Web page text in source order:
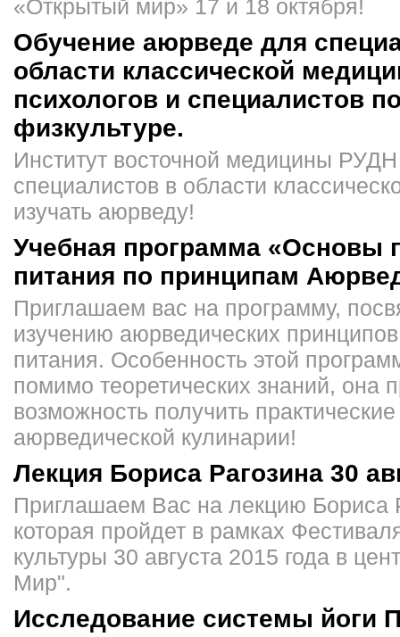
«Открытый мир» 17 и 18 октября!
Обучение аюрведе для
области классической
психологов и специалистов
физкультуре.
Институт восточной медицины
специалистов в области
изучать аюрведу!
Учебная программа «Основы
питания по принципам
Приглашаем вас на программу,
изучению аюрведических
питания. Особенность этой
помимо теоретических знаний, она
возможность получить
аюрведической кулинарии!
Лекция Бориса Рагозина 30
Приглашаем Вас на лекцию Бориса
которая пройдет в рамках
культуры 30 августа 2015 года в
Мир".
Исследование системы йоги